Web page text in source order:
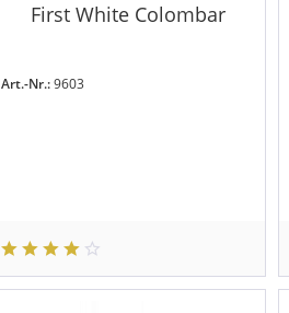
First White Colombar
Art.-Nr.:9603